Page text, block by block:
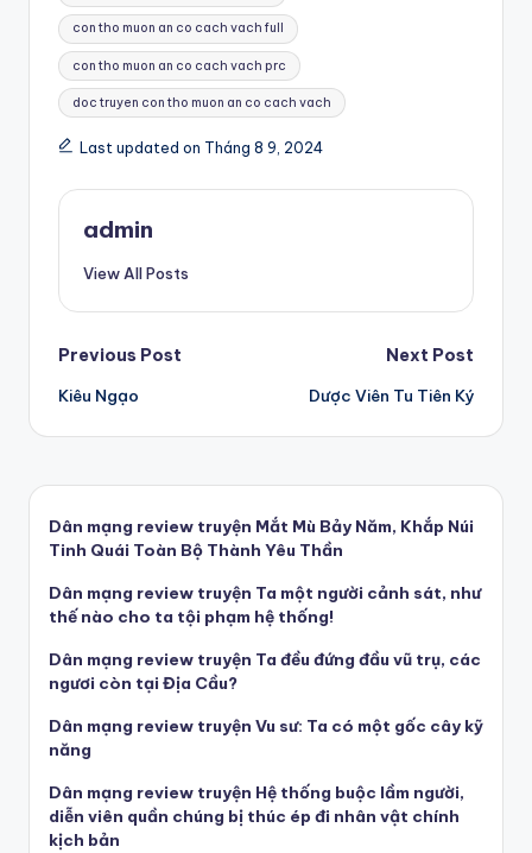
con tho muon an co cach vach full
con tho muon an co cach vach prc
doc truyen con tho muon an co cach vach
Last updated on Tháng 8 9, 2024
admin
View All Posts
Post
navigation
Previous Post
Kiêu Ngạo
Next Post
Dược Viên Tu Tiên Ký
Dân mạng review truyện Mắt Mù Bảy Năm, Khắp Núi
Tinh Quái Toàn Bộ Thành Yêu Thần
Dân mạng review truyện Ta một người cảnh sát, như
thế nào cho ta tội phạm hệ thống!
Dân mạng review truyện Ta đều đứng đầu vũ trụ, các
ngươi còn tại Địa Cầu?
Dân mạng review truyện Vu sư: Ta có một gốc cây kỹ
năng
Dân mạng review truyện Hệ thống buộc lầm người,
diễn viên quần chúng bị thúc ép đi nhân vật chính
kịch bản